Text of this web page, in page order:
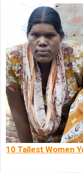
10 Tallest Women